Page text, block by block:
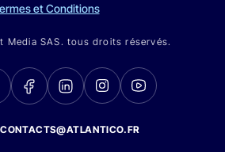
et Conditions
Media SAS. tous droits réservés.